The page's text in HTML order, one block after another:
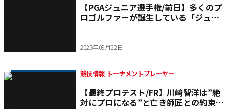
【PGAジュニア選手権/前日】多くのプ
ロゴルファーが誕生している「ジュニ
2025年09月22日
競技情報 トーナメントプレーヤー
【最終プロテスト/FR】川﨑智洋は”絶
対にプロになる”と亡き師匠との約束を